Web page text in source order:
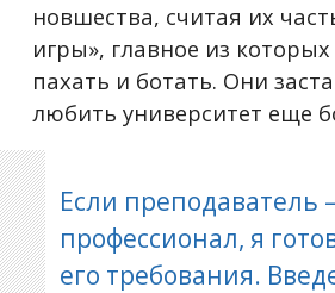
новшества, считая их
игры», главное из
пахать и ботать. Они
любить университет еще
Если преподаватель
профессионал, я
его требования.